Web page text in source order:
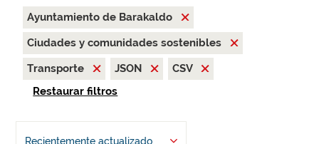
Ayuntamiento de Barakaldo
Ciudades y comunidades sostenibles
Transporte
JSON
CSV
Restaurar filtros
Recientemente actualizado